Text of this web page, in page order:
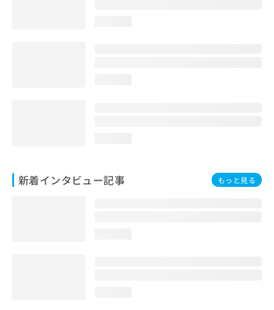
新着インタビュー記事 もっと見る